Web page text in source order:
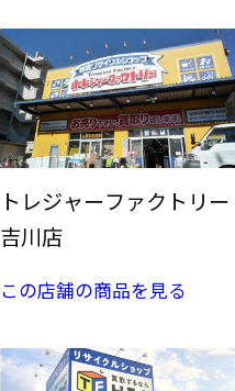
トレジャーファクトリー
吉川店
この店舗の商品を見る